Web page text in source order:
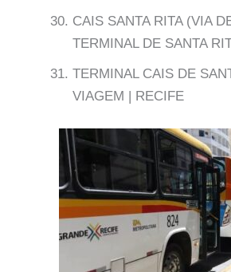
CAIS SANTA RITA (VIA
TERMINAL DE SANTA
TERMINAL CAIS DE
VIAGEM | RECIFE